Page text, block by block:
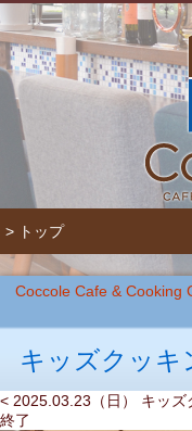
> トップ
Coccole Cafe & Cooking
キッズクッキ
< 2025.03.23（日） キッズ
終了